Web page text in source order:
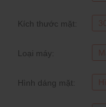
Kích thước mặt:
Loại máy:
Hình dáng mặt: